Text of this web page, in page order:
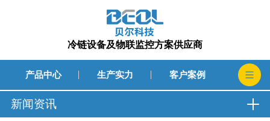
冷链设备及物联监控方案供应商
产品中心 生产实力 客户案例
新闻资讯